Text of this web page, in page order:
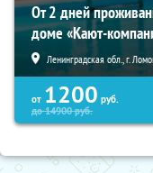
От 2 дней
доме «Кают-
Ленинградская обл., г.
от 1200 руб.
до14900руб.